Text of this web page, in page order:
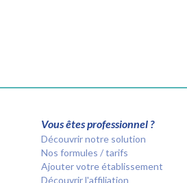
Vous êtes professionnel ?
Découvrir notre solution
Nos formules / tarifs
Ajouter votre établissement
Découvrir l'affiliation